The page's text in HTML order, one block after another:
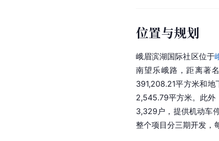
位置与规划
峨眉滨湖国际社区位于
南望乐峨路，距离著
391,208.21平方米和
2,545.79平方米。此外
3,329户，提供机动车
整个项目分三期开发，